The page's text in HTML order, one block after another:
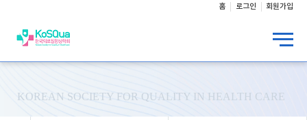
홈 로그인 회원가입
KOREAN SOCIETY FOR QUALITY IN HEALTH CARE